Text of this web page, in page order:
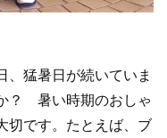
猛暑日が続いていま
？ 暑い時期のおしゃ
切です。たとえば、ブ